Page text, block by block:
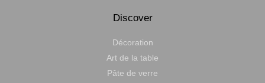
Discover
Décoration
Art de la table
Pâte de verre